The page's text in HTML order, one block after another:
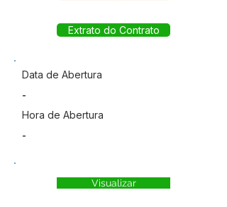
Extrato do Contrato
Data de Abertura
-
Hora de Abertura
-
Visualizar